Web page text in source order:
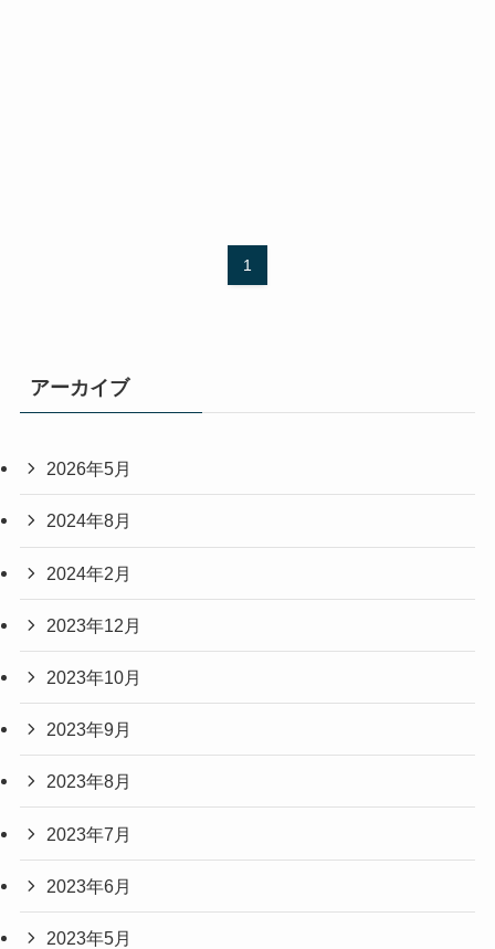
1
アーカイブ
2026年5月
2024年8月
2024年2月
2023年12月
2023年10月
2023年9月
2023年8月
2023年7月
2023年6月
2023年5月